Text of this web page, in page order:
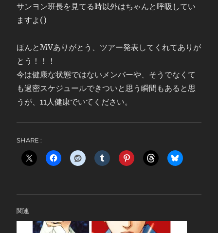
サンヨン班長を見てる時以外はちゃんと呼吸してい
ますよ()
ほんとMVありがとう、ツアー発表してくれてありが
とう！！！
今は健康な状態ではないメンバーや、そうでなくて
も過密スケジュールできついと思う瞬間もあると思
うが、11人健康でいてください。
SHARE :
関連